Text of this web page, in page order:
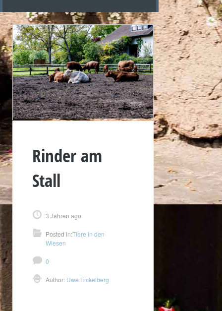
Rinder am
Stall
3 Jahren ago
Posted in:Tiere in den
Wiesen
0
Author: Uwe Eickelberg